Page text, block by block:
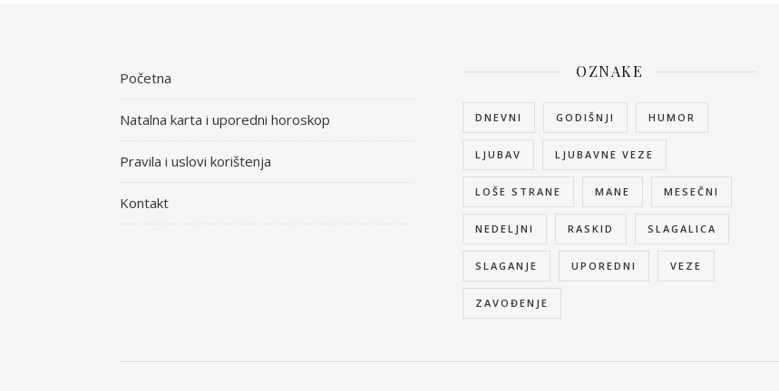
Početna
Natalna karta i uporedni horoskop
Pravila i uslovi korištenja
Kontakt
OZNAKE
DNEVNI GODIŠNJI HUMOR
LJUBAV LJUBAVNE VEZE
LOŠE STRANE MANE MESEČNI
NEDELJNI RASKID SLAGALICA
SLAGANJE UPOREDNI VEZE
ZAVOĐENJE